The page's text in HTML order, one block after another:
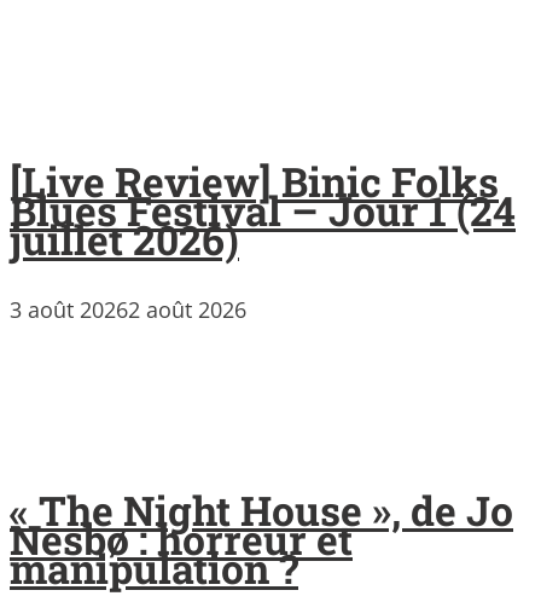
[Live Review] Binic Folks
Blues Festival – Jour 1 (24
juillet 2026)
3 août 20262 août 2026
« The Night House », de Jo
Nesbø : horreur et
manipulation ?